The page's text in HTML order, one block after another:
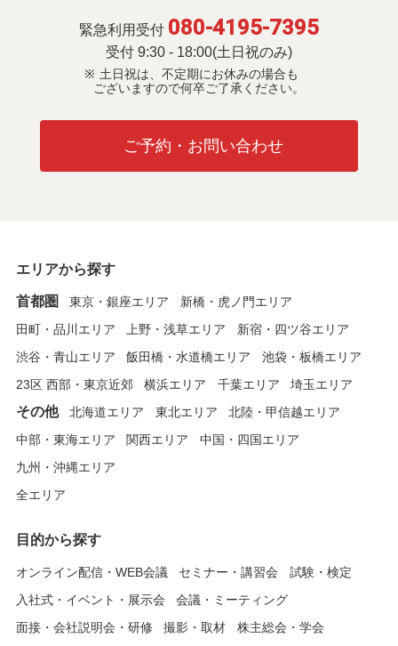
緊急利用受付 080-4195-7395
受付 9:30 - 18:00(土日祝のみ)
土日祝は、不定期にお休みの場合も
ございますので何卒ご了承ください。
ご予約・お問い合わせ
エリアから探す
首都圏 東京・銀座エリア
新橋・虎ノ門エリア
田町・品川エリア
上野・浅草エリア
新宿・四ツ谷エリア
渋谷・青山エリア
飯田橋・水道橋エリア
池袋・板橋エリア
23区 西部・東京近郊
横浜エリア 千葉エリア 埼玉エリア
その他 北海道エリア 東北エリア
北陸・甲信越エリア
中部・東海エリア
関西エリア
中国・四国エリア
九州・沖縄エリア
全エリア
目的から探す
オンライン配信・WEB会議 セミナー・講習会
試験・検定
入社式・イベント・展示会
会議・ミーティング
面接・会社説明会・研修
撮影・取材
株主総会・学会